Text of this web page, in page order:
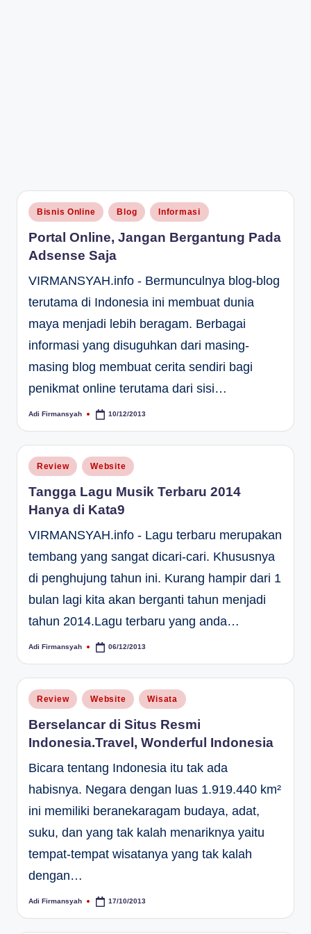
Posted
in
Bisnis Online Blog Informasi
Portal Online, Jangan Bergantung Pada
Adsense Saja
VIRMANSYAH.info - Bermunculnya blog-blog
terutama di Indonesia ini membuat dunia
maya menjadi lebih beragam. Berbagai
informasi yang disuguhkan dari masing-
masing blog membuat cerita sendiri bagi
penikmat online terutama dari sisi…
Posted
Adi Firmansyah 10/12/2013
Posted
in
Review Website
Tangga Lagu Musik Terbaru 2014
Hanya di Kata9
VIRMANSYAH.info - Lagu terbaru merupakan
tembang yang sangat dicari-cari. Khususnya
di penghujung tahun ini. Kurang hampir dari 1
bulan lagi kita akan berganti tahun menjadi
tahun 2014.Lagu terbaru yang anda…
Posted
Adi Firmansyah 06/12/2013
Posted
in
Review Website Wisata
Berselancar di Situs Resmi
Indonesia.Travel, Wonderful Indonesia
Bicara tentang Indonesia itu tak ada
habisnya. Negara dengan luas 1.919.440 km²
ini memiliki beranekaragam budaya, adat,
suku, dan yang tak kalah menariknya yaitu
tempat-tempat wisatanya yang tak kalah
dengan…
Posted
Adi Firmansyah 17/10/2013